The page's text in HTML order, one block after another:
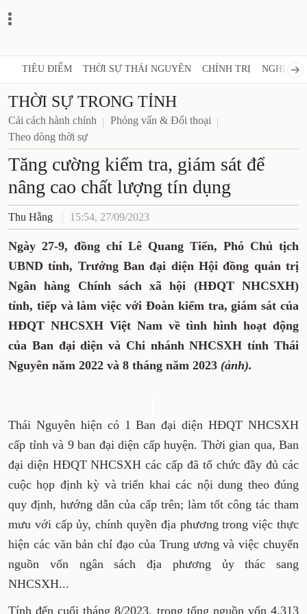
TIÊU ĐIỂM THỜI SỰ THÁI NGUYÊN CHÍNH TRỊ NGHỊ
THỜI SỰ TRONG TỈNH
Cải cách hành chính
Phỏng vấn & Đối thoại
Theo dòng thời sự
Tăng cường kiểm tra, giám sát để
nâng cao chất lượng tín dụng
Thu Hằng 15:54, 27/09/2023
Ngày 27-9, đồng chí Lê Quang Tiến, Phó Chủ tịch
UBND tỉnh, Trưởng Ban đại diện Hội đồng quản trị
Ngân hàng Chính sách xã hội (HĐQT NHCSXH)
tỉnh, tiếp và làm việc với Đoàn kiểm tra, giám sát của
HĐQT NHCSXH Việt Nam về tình hình hoạt động
của Ban đại diện và Chi nhánh NHCSXH tỉnh Thái
Nguyên năm 2022 và 8 tháng năm 2023 (ảnh).
Thái Nguyên hiện có 1 Ban đại diện HĐQT NHCSXH
cấp tỉnh và 9 ban đại diện cấp huyện. Thời gian qua, Ban
đại diện HĐQT NHCSXH các cấp đã tổ chức đầy đủ các
cuộc họp định kỳ và triển khai các nội dung theo đúng
quy định, hướng dẫn của cấp trên; làm tốt công tác tham
mưu với cấp ủy, chính quyền địa phương trong việc thực
hiện các văn bản chỉ đạo của Trung ương và việc chuyển
nguồn vốn ngân sách địa phương ủy thác sang
NHCSXH...
Tính đến cuối tháng 8/2023, trong tổng nguồn vốn 4.313